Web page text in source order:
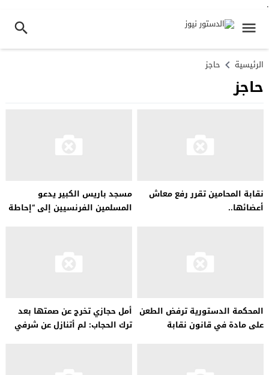
.
الرئيسية حاجز
حاجز
نقابة المحامين تقرر رفع معاش
أعضائها..
مسجد باريس الكبير يدعو
المسلمين الفرنسيين إلى “إحاطة
المحكمة الدستورية ترفض الطعن
على مادة في قانون نقابة
أمل حجازي تخرج عن صمتها بعد
ترك الحجاب: لم أتنازل عن شرفي